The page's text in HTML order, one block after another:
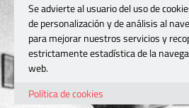
Se advierte al usuario del uso de
de personalización y de análisis al
para mejorar nuestros servicios y
estrictamente estadística de la
web.
Política de cookies